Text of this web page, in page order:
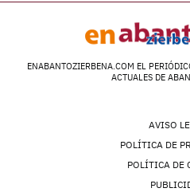
ENABANTOZIERBENA.COM EL
ACTUALES DE
AVISO
POLÍTICA DE
POLÍTICA DE